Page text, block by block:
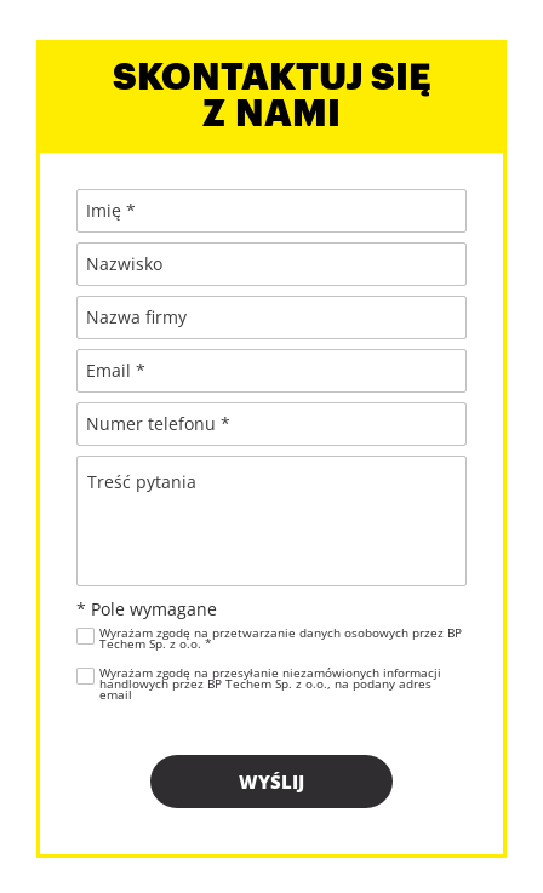
SKONTAKTUJ SIĘ
Z NAMI
Imię *
Nazwisko
Nazwa firmy
Email *
Numer telefonu *
Treść pytania
* Pole wymagane
Wyrażam zgodę na przetwarzanie danych osobowych przez BP
Techem Sp. z o.o. *
Wyrażam zgodę na przesyłanie niezamówionych informacji
handlowych przez BP Techem Sp. z o.o., na podany adres
email